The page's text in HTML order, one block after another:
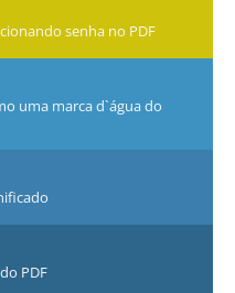
senha no PDF
uma marca d`água do
PDF